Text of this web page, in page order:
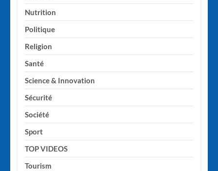
Nutrition
Politique
Religion
Santé
Science & Innovation
Sécurité
Société
Sport
TOP VIDEOS
Tourism